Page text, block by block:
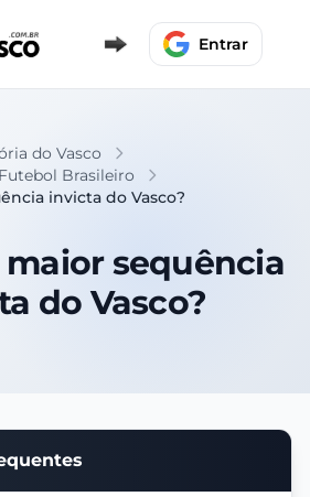
Entrar
do Vasco
Brasileiro
invicta do Vasco?
maior sequência
do Vasco?